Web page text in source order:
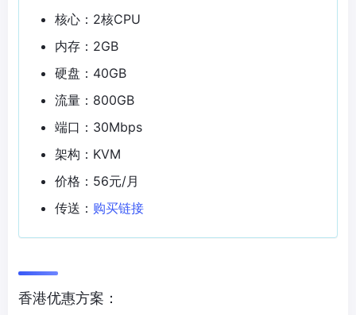
核心：2核CPU
内存：2GB
硬盘：40GB
流量：800GB
端口：30Mbps
架构：KVM
价格：56元/月
传送： 购买链接
香港优惠方案：